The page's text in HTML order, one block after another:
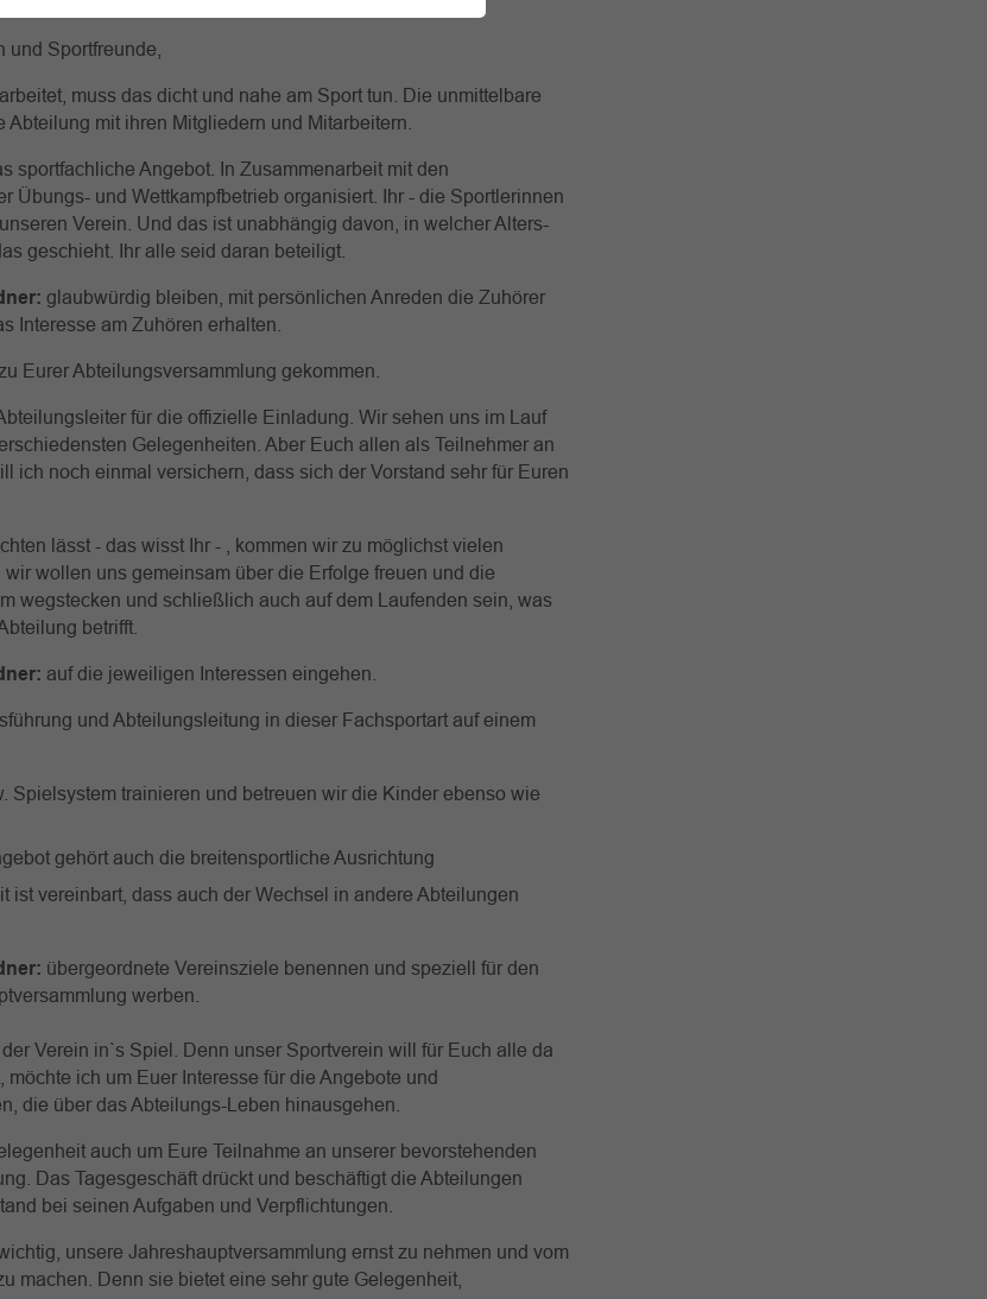
und Sportfreunde,
muss das dicht und nahe am Sport tun. Die unmittelbare
Abteilung mit ihren Mitgliedern und Mitarbeitern.
sportfachliche Angebot. In Zusammenarbeit mit den
Übungs- und Wettkampfbetrieb organisiert. Ihr - die Sportlerinnen
Verein. Und das ist unabhängig davon, in welcher Alters-
geschieht. Ihr alle seid daran beteiligt.
glaubwürdig bleiben, mit persönlichen Anreden die Zuhörer
Interesse am Zuhören erhalten.
Eurer Abteilungsversammlung gekommen.
für die offizielle Einladung. Wir sehen uns im Lauf
Gelegenheiten. Aber Euch allen als Teilnehmer an
ich noch einmal versichern, dass sich der Vorstand sehr für Euren
lässt - das wisst Ihr - , kommen wir zu möglichst vielen
wollen uns gemeinsam über die Erfolge freuen und die
wegstecken und schließlich auch auf dem Laufenden sein, was
betrifft.
auf die jeweiligen Interessen eingehen.
und Abteilungsleitung in dieser Fachsportart auf einem
Spielsystem trainieren und betreuen wir die Kinder ebenso wie
gehört auch die breitensportliche Ausrichtung
ist vereinbart, dass auch der Wechsel in andere Abteilungen
übergeordnete Vereinsziele benennen und speziell für den
werben.
Verein in`s Spiel. Denn unser Sportverein will für Euch alle da
möchte ich um Euer Interesse für die Angebote und
die über das Abteilungs-Leben hinausgehen.
auch um Eure Teilnahme an unserer bevorstehenden
Das Tagesgeschäft drückt und beschäftigt die Abteilungen
bei seinen Aufgaben und Verpflichtungen.
unsere Jahreshauptversammlung ernst zu nehmen und vom
machen. Denn sie bietet eine sehr gute Gelegenheit,